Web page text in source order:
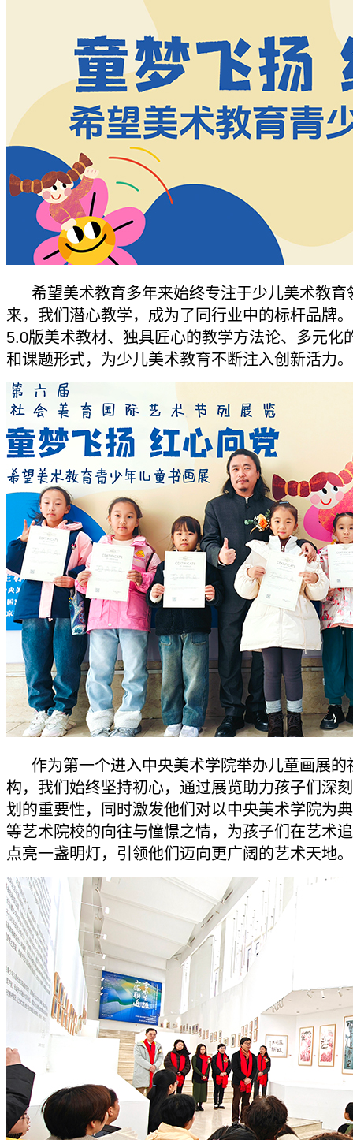
希望美术教育多年来始终专注于少儿美术教育
来，我们潜心教学，成为了同行业中的标杆品牌
5.0版美术教材、独具匠心的教学方法论、多元化
和课题形式，为少儿美术教育不断注入创新活力。
作为第一个进入中央美术学院举办儿童画展的
构，我们始终坚持初心，通过展览助力孩子们深
划的重要性，同时激发他们对以中央美术学院为
等艺术院校的向往与憧憬之情，为孩子们在艺术
点亮一盏明灯，引领他们迈向更广阔的艺术天地。